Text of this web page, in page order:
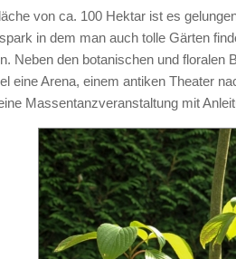
von ca. 100 Hektar ist es
in dem man auch tolle Gärten
Neben den botanischen und floralen
eine Arena, einem antiken Theater
Massentanzveranstaltung mit